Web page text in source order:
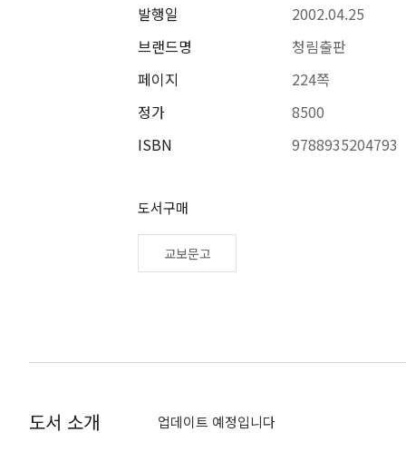
발행일
브랜드명
페이지
정가
ISBN
2002.04.25
청림출판
224쪽
8500
9788935204793
도서구매
교보문고
도서 소개 업데이트 예정입니다